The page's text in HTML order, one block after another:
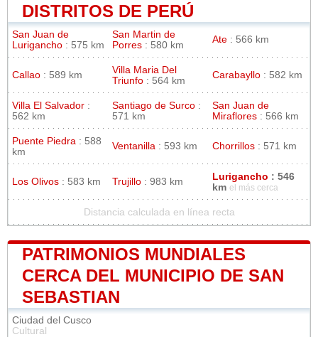
DISTRITOS DE PERÚ
San Juan de
Lurigancho : 575 km
San Martin de
Porres : 580 km
Ate : 566 km
Callao : 589 km
Villa Maria Del
Triunfo : 564 km
Carabayllo : 582 km
Villa El Salvador :
562 km
Santiago de Surco :
571 km
San Juan de
Miraflores : 566 km
Puente Piedra : 588
km
Ventanilla : 593 km Chorrillos : 571 km
Los Olivos : 583 km Trujillo : 983 km Lurigancho : 546
km el más cerca
Distancia calculada en línea recta
PATRIMONIOS MUNDIALES
CERCA DEL MUNICIPIO DE SAN
SEBASTIAN
Ciudad del Cusco
Cultural